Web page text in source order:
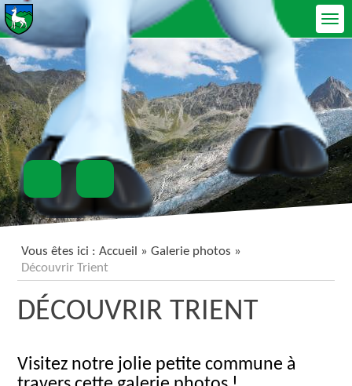
Ouvrir le menu
Vous êtes ici :Accueil »Galerie photos »
Découvrir Trient
DÉCOUVRIR TRIENT
Visitez notre jolie petite commune à